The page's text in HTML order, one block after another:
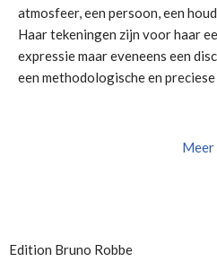
atmosfeer, een persoon, een
Haar tekeningen zijn voor haar
expressie maar eveneens een
een methodologische en
Edition Bruno Robbe